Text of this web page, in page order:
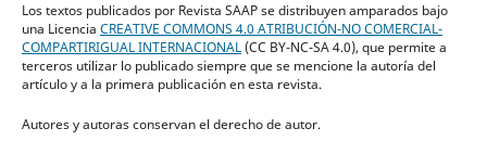
Los textos publicados por Revista SAAP se distribuyen amparados bajo
una Licencia CREATIVE COMMONS 4.0 ATRIBUCIÓN-NO COMERCIAL-
COMPARTIRIGUAL INTERNACIONAL (CC BY-NC-SA 4.0), que permite a
terceros utilizar lo publicado siempre que se mencione la autoría del
artículo y a la primera publicación en esta revista.
Autores y autoras conservan el derecho de autor.